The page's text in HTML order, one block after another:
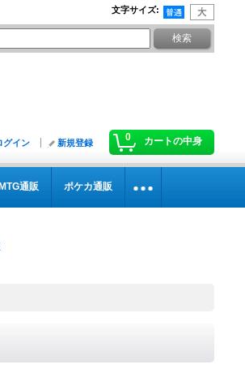
文字サイズ:
0 カートの中身
グイン 新規登録
MTG通販 ポケカ通販